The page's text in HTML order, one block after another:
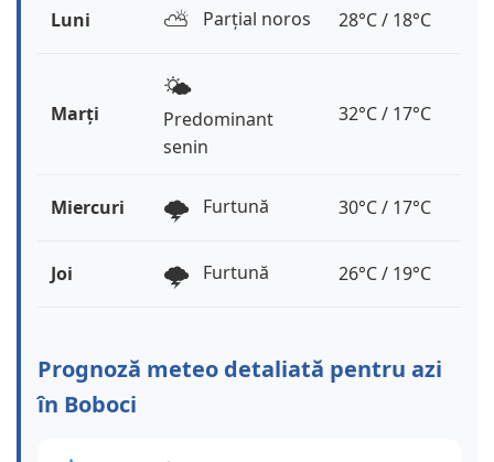
Luni ⛅️ Parțial noros 28°C / 18°C
Marți
🌤️
Predominant
senin
32°C / 17°C
Miercuri 🌩️ Furtună 30°C / 17°C
Joi 🌩️ Furtună 26°C / 19°C
Prognoză meteo detaliată pentru azi
în Boboci